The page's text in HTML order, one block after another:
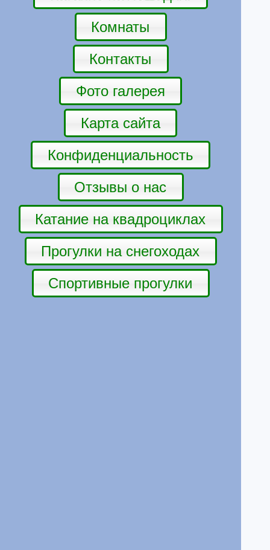
Комнаты
Контакты
Фото галерея
Карта сайта
Конфиденциальность
Отзывы о нас
Катание на квадроциклах
Прогулки на снегоходах
Спортивные прогулки